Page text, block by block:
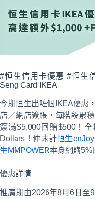
#恒生信用卡優惠 #恒生
Seng Card IKEA
今期恒生出咗個IKEA優惠
店／網店簽賬，每階段累
簽滿$5,000回贈$500！
Dollars！仲未計恒生
生MMPOWER本身網購5%
優惠詳情
推廣期由2026年8月6日至